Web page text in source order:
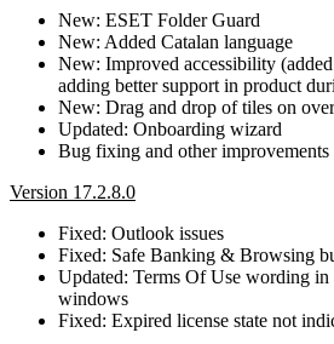
New: ESET Folder Guard
New: Added Catalan language
New: Improved accessibility
adding better support in product
New: Drag and drop of tiles on
Updated: Onboarding wizard
Bug fixing and other improvements
Version 17.2.8.0
Fixed: Outlook issues
Fixed: Safe Banking & Browsing
Updated: Terms Of Use wording in
windows
Fixed: Expired license state not